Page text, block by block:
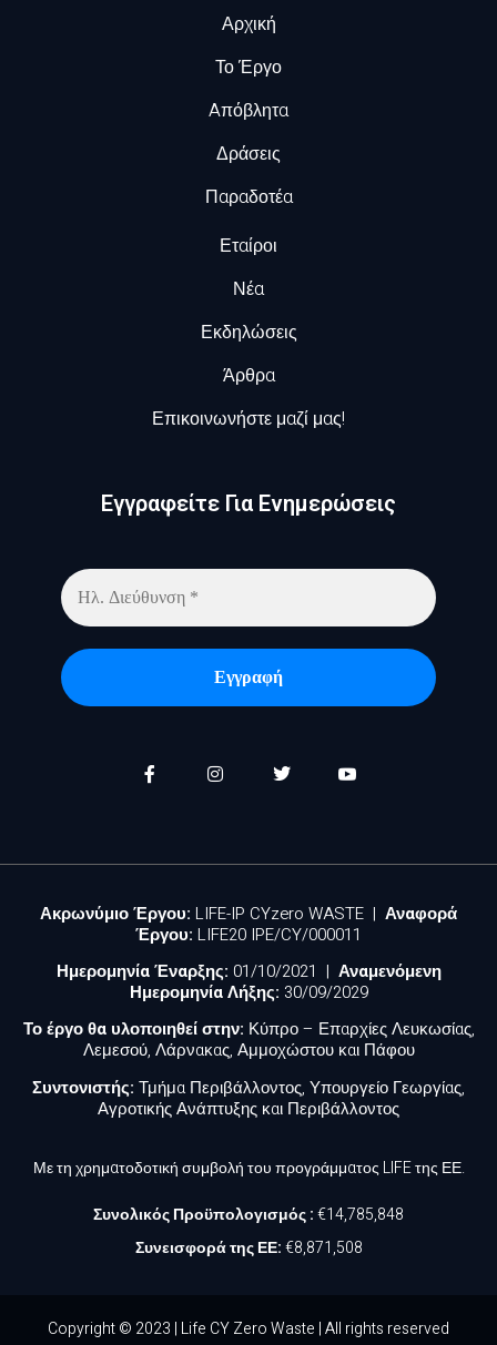
Αρχική
Το Έργο
Aπόβλητα
Δράσεις
Παραδοτέα
Εταίροι
Νέα
Εκδηλώσεις
Άρθρα
Επικοινωνήστε μαζί μας!
Εγγραφείτε Για Ενημερώσεις​
Ακρωνύμιο Έργου: LIFE-IP CYzero WASTE | Αναφορά
Έργου: LIFE20 IPE/CY/000011
Ημερομηνία Έναρξης: 01/10/2021 | Αναμενόμενη
Ημερομηνία Λήξης: 30/09/2029
Το έργο θα υλοποιηθεί στην: Κύπρο – Επαρχίες Λευκωσίας,
Λεμεσού, Λάρνακας, Αμμοχώστου και Πάφου
Συντονιστής: Τμήμα Περιβάλλοντος, Υπουργείο Γεωργίας,
Αγροτικής Ανάπτυξης και Περιβάλλοντος
Με τη χρηματοδοτική συμβολή του προγράμματος LIFE της ΕΕ.
Συνολικός Προϋπολογισμός :€14,785,848
Συνεισφορά της ΕΕ:€8,871,508
Copyright © 2023 | Life CY Zero Waste | All rights reserved